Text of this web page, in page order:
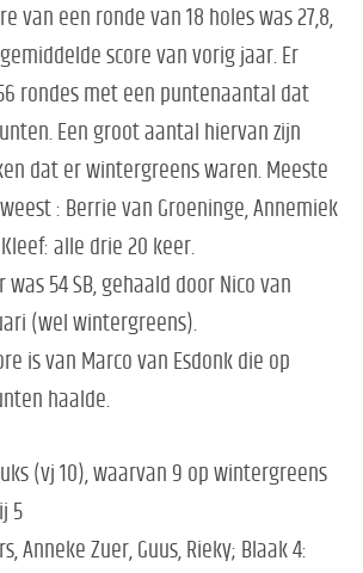
van een ronde van 18 holes was 27,8,
score van vorig jaar. Er
rondes met een puntenaantal dat
Een groot aantal hiervan zijn
dat er wintergreens waren. Meeste
: Berrie van Groeninge, Annemiek
alle drie 20 keer.
54 SB, gehaald door Nico van
(wel wintergreens).
is van Marco van Esdonk die op
haalde.
(vj 10), waarvan 9 op wintergreens
5
Anneke Zuer, Guus, Rieky; Blaak 4: